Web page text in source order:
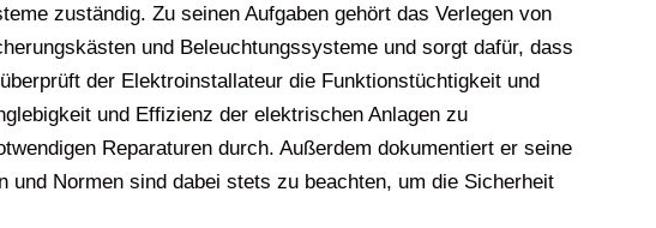
zuständig. Zu seinen Aufgaben gehört das Verlegen von
und Beleuchtungssysteme und sorgt dafür, dass
der Elektroinstallateur die Funktionstüchtigkeit und
und Effizienz der elektrischen Anlagen zu
Reparaturen durch. Außerdem dokumentiert er seine
Normen sind dabei stets zu beachten, um die Sicherheit